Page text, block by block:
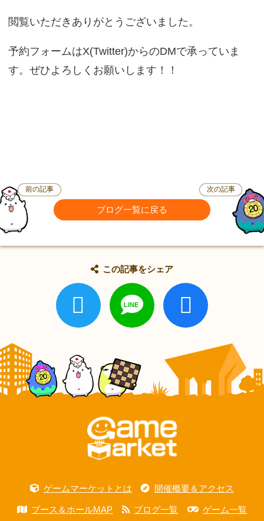
閲覧いただきありがとうございました。
予約フォームはX(Twitter)からのDMで承っていま
す。ぜひよろしくお願いします！！
前の記事
ブログ一覧に戻る
次の記事
この記事をシェア
ゲームマーケットとは 開催概要＆アクセス
ブース＆ホールMAP ブログ一覧 ゲーム一覧